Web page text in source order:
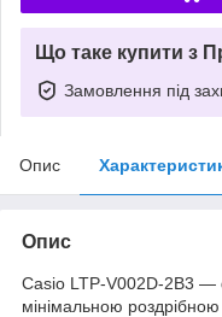
Що таке купити з
Замовлення під
Опис
Опис
Casio LTP-V002D-2B3 —
мінімальною